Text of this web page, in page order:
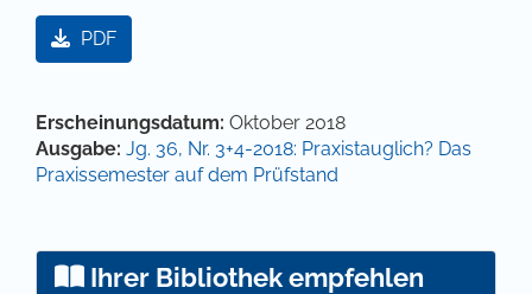
Artikel-Sidebar
PDF
Hauptsächlicher Artikelinhalt
Artikel-Details
Erscheinungsdatum: Oktober 2018
Ausgabe: Jg. 36, Nr. 3+4-2018: Praxistauglich? Das
Praxissemester auf dem Prüfstand
Ihrer Bibliothek empfehlen